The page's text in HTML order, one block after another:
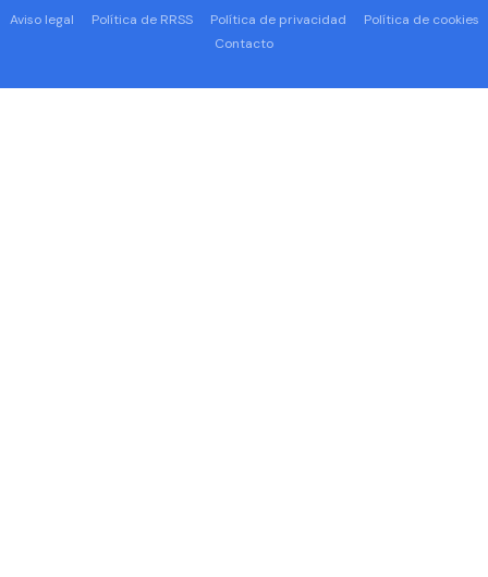
Aviso legal Política de RRSS Política de privacidad
Política de cookies
Contacto